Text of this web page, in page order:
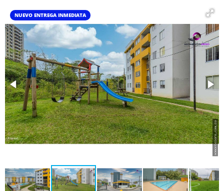
NUEVO ENTREGA INMEDIATA